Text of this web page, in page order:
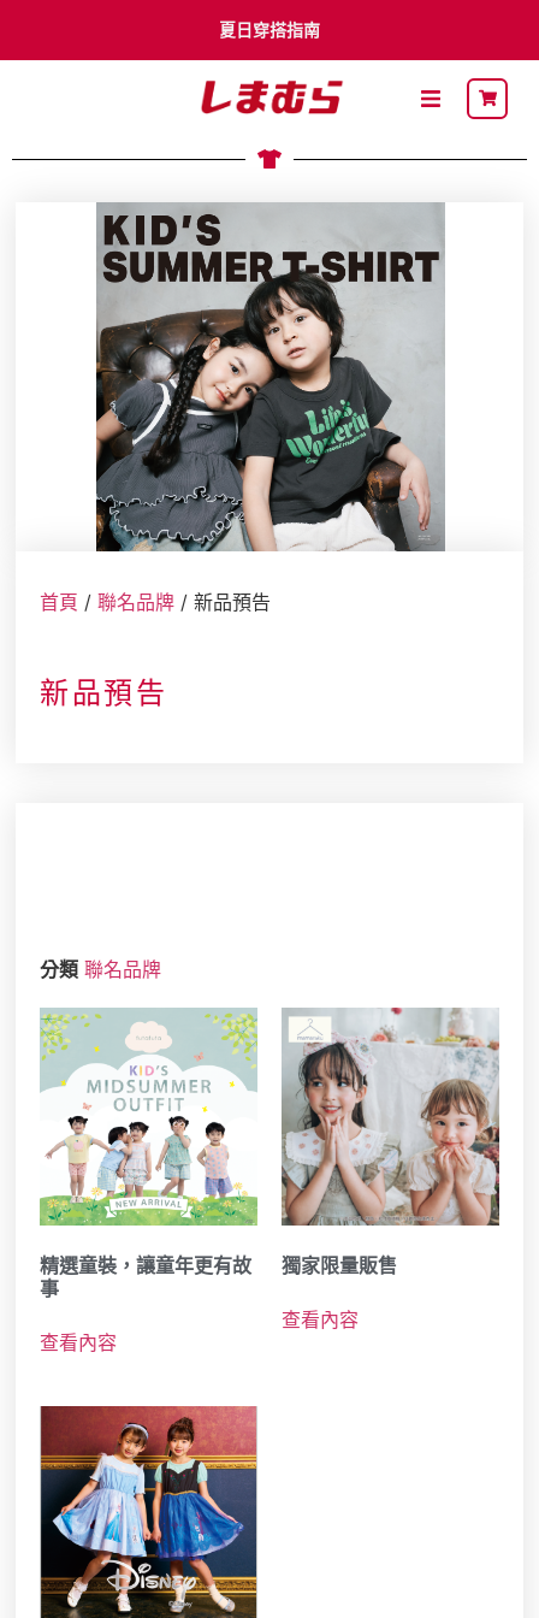
夏日穿搭指南
李多慧 x Shimamura
卡通明星
最新DM
關於思夢樂
流行穿搭
自有品牌
聯名品牌
社員募集
首頁 /聯名品牌 / 新品預告
新品預告
分類 聯名品牌
精選童裝，讓童年更有故
事
查看內容
獨家限量販售
查看內容